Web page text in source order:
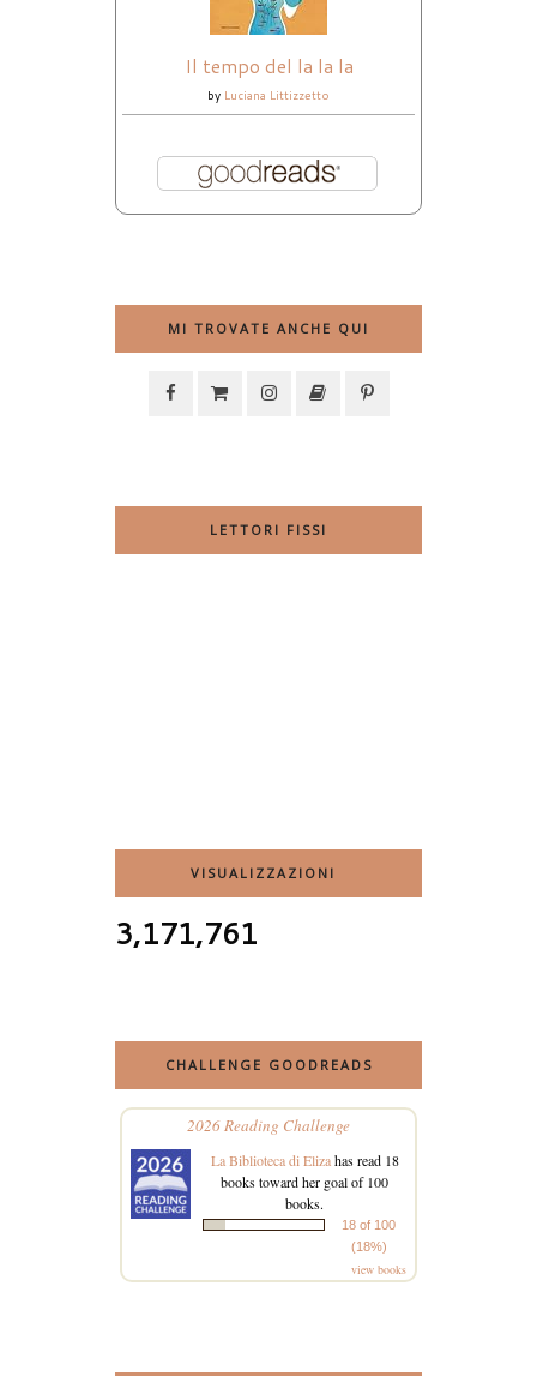
Il tempo del la la la
by Luciana Littizzetto
MI TROVATE ANCHE QUI
LETTORI FISSI
VISUALIZZAZIONI
3,171,761
CHALLENGE GOODREADS
2026 Reading Challenge
La Biblioteca di Elizahas read 18
books toward her goal of 100
books.
18 of 100
(18%)
view books